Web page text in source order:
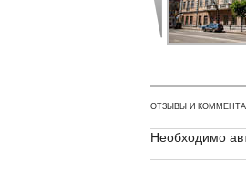
ОТЗЫВЫ И
Необходимо